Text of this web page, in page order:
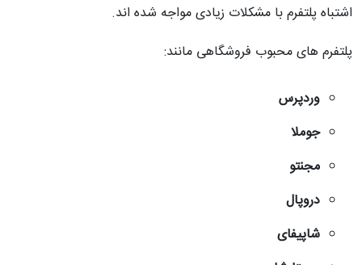
اشتباه پلتفرم با مشکلات زیادی مواجه شده اند.
پلتفرم های محبوب فروشگاهی مانند:
وردپرس
جوملا
مجنتو
دروپال
شاپیفای